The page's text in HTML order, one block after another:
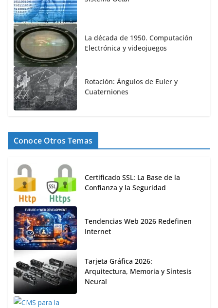
La década de 1950. Computación
Electrónica y videojuegos
Rotación: Ángulos de Euler y
Cuaterniones
Conoce Otros Temas
Certificado SSL: La Base de la
Confianza y la Seguridad
Tendencias Web 2026 Redefinen
Internet
Tarjeta Gráfica 2026:
Arquitectura, Memoria y Síntesis
Neural